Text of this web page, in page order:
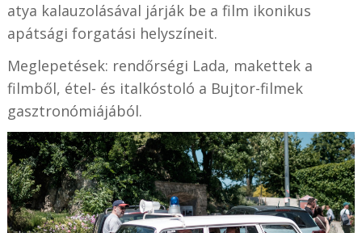
atya kalauzolásával járják be a film ikonikus
apátsági forgatási helyszíneit.
Meglepetések: rendőrségi Lada, makettek a
filmből, étel- és italkóstoló a Bujtor-filmek
gasztronómiájából.